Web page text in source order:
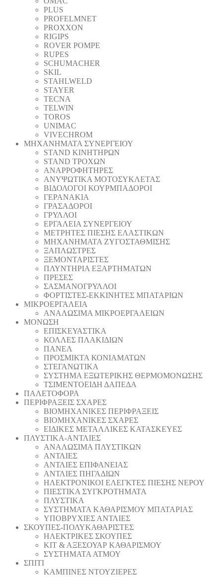
PLUS
PROFELMNET
PROXXON
RIGIPS
ROVER POMPE
RUPES
SCHUMACHER
SKIL
STAHLWELD
STAYER
TECNA
TELWIN
TOROS
UNIMAC
VIVECHROM
ΜΗΧΑΝΗΜΑΤΑ ΣΥΝΕΡΓΕΙΟΥ
STAND ΚΙΝΗΤΗΡΩΝ
STAND ΤΡΟΧΩΝ
ΑΝΑΡΡΟΦΗΤΗΡΕΣ
ΑΝΥΨΩΤΙΚΑ ΜΟΤΟΣΥΚΛΕΤΑΣ
ΒΙΔΟΛΟΓΟΙ ΚΟΥΡΜΠΑΔΟΡΟΙ
ΓΕΡΑΝΑΚΙΑ
ΓΡΑΣΑΔΟΡΟΙ
ΓΡΥΛΛΟΙ
ΕΡΓΑΛΕΙΑ ΣΥΝΕΡΓΕΙΟΥ
ΜΕΤΡΗΤΕΣ ΠΙΕΣΗΣ ΕΛΑΣΤΙΚΩΝ
ΜΗΧΑΝΗΜΑΤΑ ΖΥΓΟΣΤΑΘΜΙΣΗΣ
ΞΑΠΛΩΣΤΡΕΣ
ΞΕΜΟΝΤΑΡΙΣΤΕΣ
ΠΛΥΝΤΗΡΙΑ ΕΞΑΡΤΗΜΑΤΩΝ
ΠΡΕΣΕΣ
ΣΑΣΜΑΝΟΓΡΥΛΛΟΙ
ΦΟΡΤΙΣΤΕΣ-ΕΚΚΙΝΗΤΕΣ ΜΠΑΤΑΡΙΩΝ
ΜΙΚΡΟΕΡΓΑΛΕΙΑ
ΑΝΑΛΩΣΙΜΑ ΜΙΚΡΟΕΡΓΑΛΕΙΩΝ
ΜΟΝΩΣΗ
ΕΠΙΣΚΕΥΑΣΤΙΚΑ
ΚΟΛΛΕΣ ΠΛΑΚΙΔΙΩΝ
ΠΑΝΕΛ
ΠΡΟΣΜΙΚΤΑ ΚΟΝΙΑΜΑΤΩΝ
ΣΤΕΓΑΝΩΤΙΚΑ
ΣΥΣΤΗΜΑ ΕΞΩΤΕΡΙΚΗΣ ΘΕΡΜΟΜΟΝΩΣΗΣ
ΤΣΙΜΕΝΤΟΕΙΔΗ ΔΑΠΕΔΑ
ΠΑΛΕΤΟΦΟΡΑ
ΠΕΡΙΦΡΑΞΕΙΣ ΣΧΑΡΕΣ
ΒΙΟΜΗΧΑΝΙΚΕΣ ΠΕΡΙΦΡΑΞΕΙΣ
ΒΙΟΜΗΧΑΝΙΚΕΣ ΣΧΑΡΕΣ
ΕΙΔΙΚΕΣ ΜΕΤΑΛΛΙΚΕΣ ΚΑΤΑΣΚΕΥΕΣ
ΠΛΥΣΤΙΚΑ-ΑΝΤΛΙΕΣ
ΑΝΑΛΩΣΙΜΑ ΠΛΥΣΤΙΚΩΝ
ΑΝΤΛΙΕΣ
ΑΝΤΛΙΕΣ ΕΠΙΦΑΝΕΙΑΣ
ΑΝΤΛΙΕΣ ΠΗΓΑΔΙΩΝ
ΗΛΕΚΤΡΟΝΙΚΟΙ ΕΛΕΓΚΤΕΣ ΠΙΕΣΗΣ ΝΕΡΟΥ
ΠΙΕΣΤΙΚΑ ΣΥΓΚΡΟΤΗΜΑΤΑ
ΠΛΥΣΤΙΚΑ
ΣΥΣΤΗΜΑΤΑ ΚΑΘΑΡΙΣΜΟΥ ΜΠΑΤΑΡΙΑΣ
ΥΠΟΒΡΥΧΙΕΣ ΑΝΤΛΙΕΣ
ΣΚΟΥΠΕΣ-ΠΟΛΥΚΑΘΑΡΙΣΤΕΣ
ΗΛΕΚΤΡΙΚΕΣ ΣΚΟΥΠΕΣ
ΚΙΤ & ΑΞΕΣΟΥΑΡ ΚΑΘΑΡΙΣΜΟΥ
ΣΥΣΤΗΜΑΤΑ ΑΤΜΟΥ
ΣΠΙΤΙ
ΚΑΜΠΙΝΕΣ ΝΤΟΥΖΙΕΡΕΣ